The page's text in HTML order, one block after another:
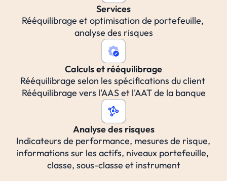
Services
Rééquilibrage et optimisation de portefeuille,
analyse des risques
Calculs et rééquilibrage
Rééquilibrage selon les spécifications du client
Rééquilibrage vers l'AAS et l'AAT de la banque
Analyse des risques
Indicateurs de performance, mesures de risque,
informations sur les actifs, niveaux portefeuille,
classe, sous-classe et instrument